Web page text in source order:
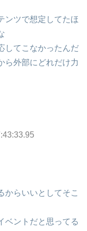
ンツで想定してたほ
してこなかったんだ
ら外部にどれだけ力
からいいとしてそこ
ベントだと思ってる